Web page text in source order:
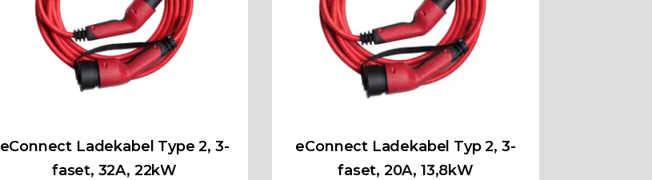
eConnect Ladekabel Type 2, 3-
faset, 32A, 22kW
eConnect Ladekabel Typ 2, 3-
faset, 20A, 13,8kW